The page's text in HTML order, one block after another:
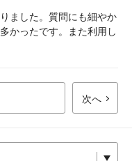
ました。質問にも細やか
かったです。また利用し
次へ